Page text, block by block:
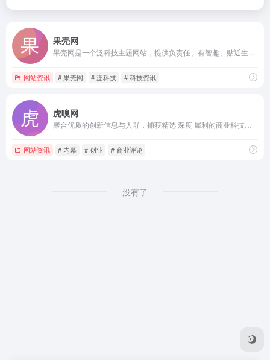
果壳网
网站资讯 # 果壳网 # 泛科技 # 科技资讯
虎嗅网
网站资讯 # 内幕 # 创业 # 商业评论
没有了